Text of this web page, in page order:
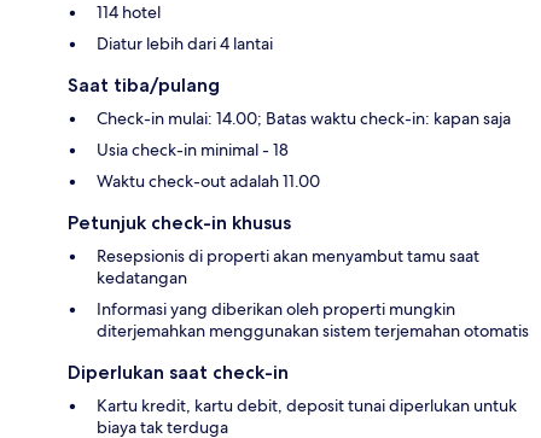
114 hotel
Diatur lebih dari 4 lantai
Saat tiba/pulang
Check-in mulai: 14.00; Batas waktu check-in: kapan saja
Usia check-in minimal - 18
Waktu check-out adalah 11.00
Petunjuk check-in khusus
Resepsionis di properti akan menyambut tamu saat
kedatangan
Informasi yang diberikan oleh properti mungkin
diterjemahkan menggunakan sistem terjemahan otomatis
Diperlukan saat check-in
Kartu kredit, kartu debit, deposit tunai diperlukan untuk
biaya tak terduga